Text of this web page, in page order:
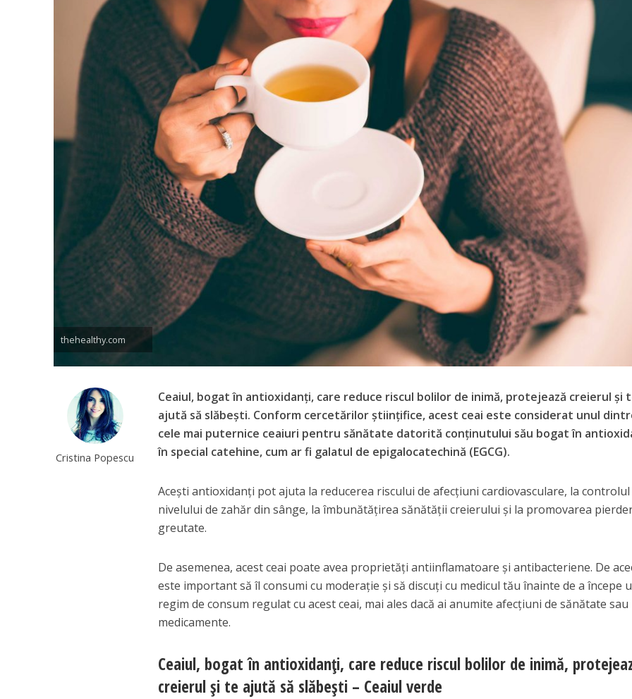
thehealthy.com
Cristina Popescu
Ceaiul, bogat în antioxidanți, care reduce riscul bolilor de inimă, protejează creierul și
ajută să slăbești. Conform cercetărilor științifice, acest ceai este considerat unul
cele mai puternice ceaiuri pentru sănătate datorită conținutului său bogat în
în special catehine, cum ar fi galatul de epigalocatechină (EGCG).
Acești antioxidanți pot ajuta la reducerea riscului de afecțiuni cardiovasculare, la controlul
nivelului de zahăr din sânge, la îmbunătățirea sănătății creierului și la promovarea
greutate.
De asemenea, acest ceai poate avea proprietăți antiinflamatoare și antibacteriene. De
este important să îl consumi cu moderație și să discuți cu medicul tău înainte de a începe
regim de consum regulat cu acest ceai, mai ales dacă ai anumite afecțiuni de sănătate sau
medicamente.
Ceaiul, bogat în antioxidanți, care reduce riscul bolilor de inimă,
creierul și te ajută să slăbești – Ceaiul verde